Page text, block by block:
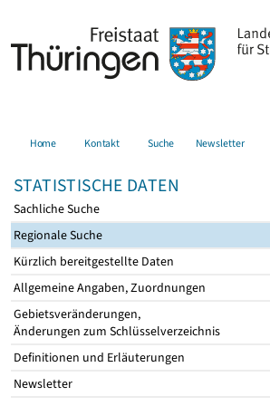
Home Kontakt Suche Newsletter
STATISTISCHE DATEN
Sachliche Suche
Regionale Suche
Kürzlich bereitgestellte Daten
Allgemeine Angaben, Zuordnungen
Gebietsveränderungen,
Änderungen zum Schlüsselverzeichnis
Definitionen und Erläuterungen
Newsletter